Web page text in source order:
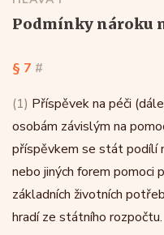
podmínky nároku
§ 7 #
(1) Příspěvek na péči
osobám závislým na
příspěvkem se stát podílí
nebo jiných forem
základních životních
hradí ze státního rozpočtu.